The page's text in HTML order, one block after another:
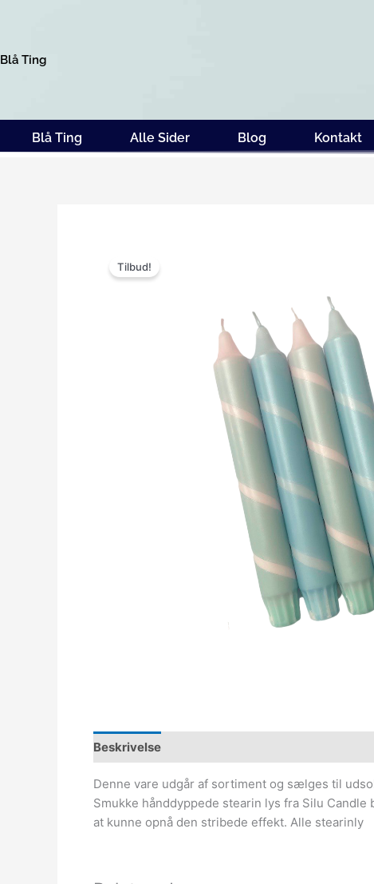
Blå Ting
Blå Ting Alle Sider Blog Kontakt
Tilbud!
Beskrivelse
Denne vare udgår af sortiment og sælges til
Smukke hånddyppede stearin lys fra Silu
at kunne opnå den stribede effekt. Alle stearinly